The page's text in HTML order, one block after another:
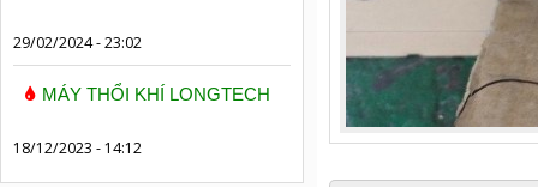
29/02/2024 - 23:02
MÁY THỔI KHÍ LONGTECH
18/12/2023 - 14:12